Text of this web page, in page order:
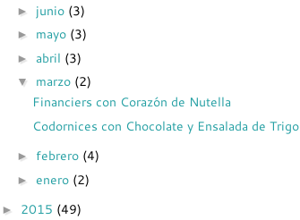
► junio (3)
► mayo (3)
► abril (3)
▼ marzo (2)
Financiers con Corazón de Nutella
Codornices con Chocolate y Ensalada de Trigo
► febrero (4)
► enero (2)
► 2015 (49)